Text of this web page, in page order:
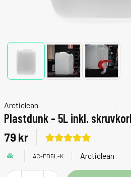
Arcticlean
Plastdunk - 5L inkl.
79 kr
AC-PD5L-K Arcticlean